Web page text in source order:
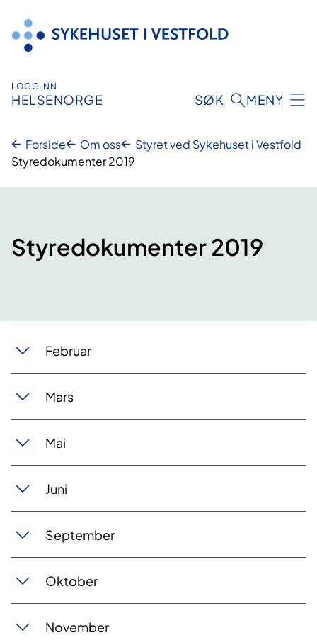
innhold
LOGG INN
HELSENORGE SØK MENY
Forside Om oss
Styret ved Sykehuset i Vestfold
Styredokumenter 2019
Styredokumenter 2019
​Februar​​​
​Mars​​
Mai
​Juni
​September
​Oktober
​​November